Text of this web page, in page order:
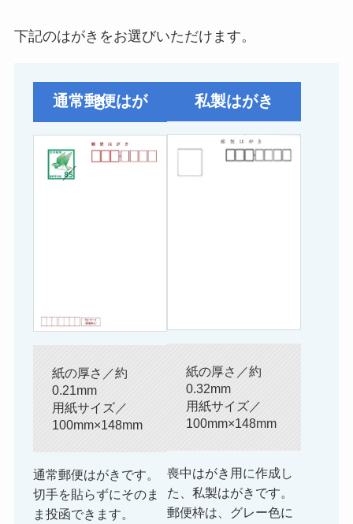
下記のはがきをお選びいただけます。
通常郵便はがき
紙の厚さ／約
0.21mm
用紙サイズ／
100mm×148mm
通常郵便はがきです。
切手を貼らずにそのま
ま投函できます。
私製はがき
紙の厚さ／約
0.32mm
用紙サイズ／
100mm×148mm
喪中はがき用に作成し
た、私製はがきです。
郵便枠は、グレー色に